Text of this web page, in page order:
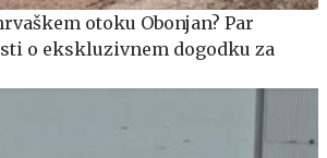
otoku Obonjan? Par
o ekskluzivnem dogodku za